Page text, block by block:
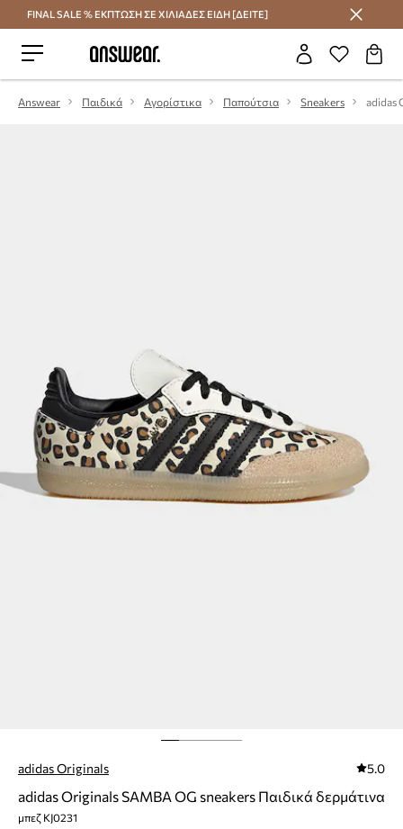
Εξοικονομήστε με το Answear Club
FINAL SALE % ΕΚΠΤΩΣΗ ΣΕ ΧΙΛΙΑΔΕΣ ΕΙΔΗ [ΔΕΙΤΕ]
Answear Παιδικά Αγορίστικα Παπούτσια Sneakers
adidas Originals 5.0
adidas Originals SAMBA OG sneakers Παιδικά δερμάτινα
μπεζ KJ0231